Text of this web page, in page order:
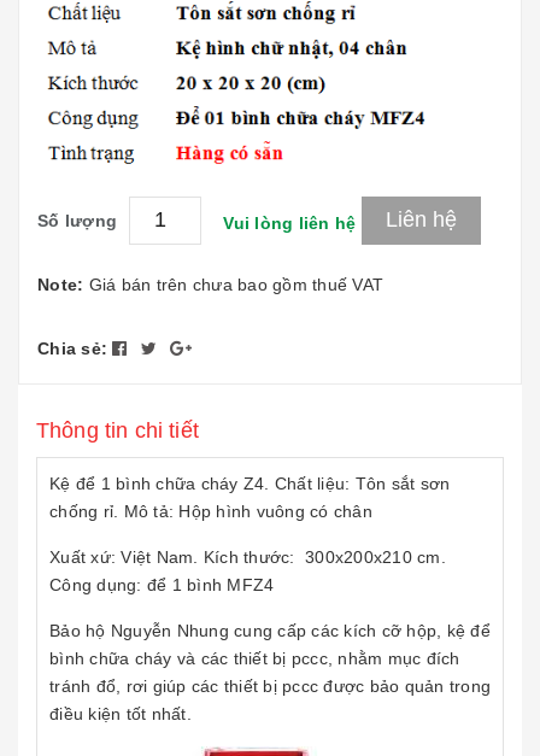
Số lượng Vui lòng liên hệ Liên hệ
Note: Giá bán trên chưa bao gồm thuế VAT
Chia sẻ:
Thông tin chi tiết
Kệ để 1 bình chữa cháy Z4. Chất liệu: Tôn sắt sơn
chống rỉ. Mô tả: Hộp hình vuông có chân
Xuất xứ: Việt Nam. Kích thước: 300x200x210cm.
Công dụng: để 1 bình MFZ4
Bảo hộ Nguyễn Nhung cung cấp các kích cỡ hộp, kệ để
bình chữa cháy và các thiết bị pccc, nhằm mục đích
tránh đổ, rơi giúp các thiết bị pccc được bảo quản trong
điều kiện tốt nhất.